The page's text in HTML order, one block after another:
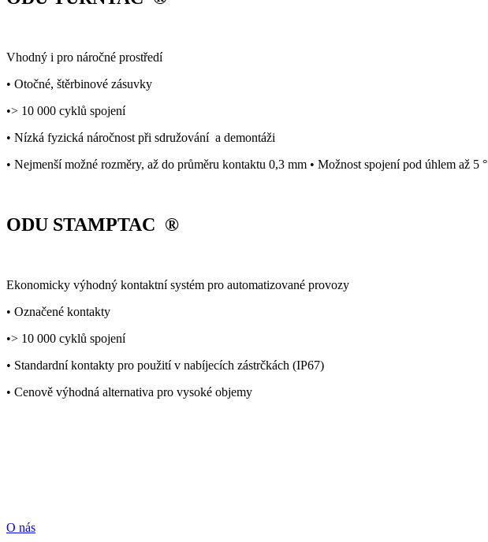
Vhodný i pro náročné prostředí
• Otočné, štěrbinové zásuvky
•> 10 000 cyklů spojení
• Nízká fyzická náročnost při sdružování a demontáži
• Nejmenší možné rozměry, až do průměru kontaktu 0,3 mm • Možnost spojení pod úhlem až 5 °
ODU STAMPTAC ®
Ekonomicky výhodný kontaktní systém pro automatizované provozy
• Označené kontakty
•> 10 000 cyklů spojení
• Standardní kontakty pro použití v nabíjecích zástrčkách (IP67)
• Cenově výhodná alternativa pro vysoké objemy
O nás